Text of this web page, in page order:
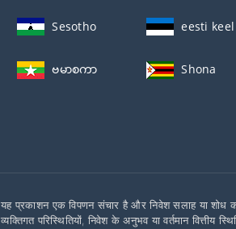
Sesotho eesti keel
ဗမာစကာ Shona
यह प्रकाशन एक विपणन संचार है और निवेश सलाह या शोध का
व्यक्तिगत परिस्थितियों, निवेश के अनुभव या वर्तमान वित्तीय